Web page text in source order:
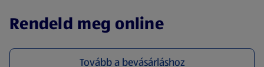
Rendeld meg online
Tovább a bevásárláshoz